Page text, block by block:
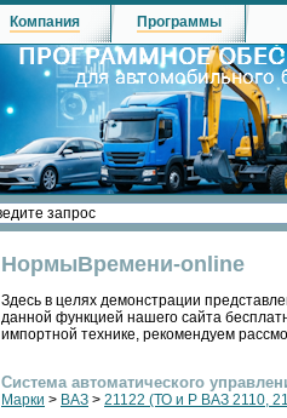
Компания Программы
НормыВремени-online
Здесь в целях демонстрации
данной функцией нашего сайта
импортной технике, рекомендуем
Система автоматического
Марки > ВАЗ > 21122 (ТО и Р ВАЗ 2110,